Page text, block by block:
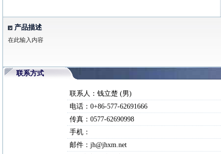
产品描述
在此输入内容
联系方式
联系人：钱立楚 (男)
电话：0+86-577-62691666
传真：0577-62690998
手机：
邮件：jh@jhxm.net